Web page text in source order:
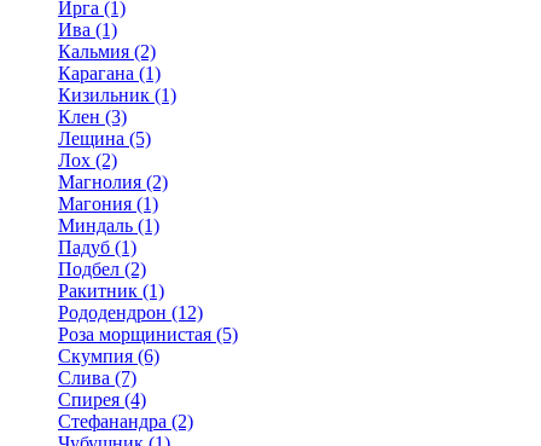
Ирга (1)
Ива (1)
Кальмия (2)
Карагана (1)
Кизильник (1)
Клен (3)
Лещина (5)
Лох (2)
Магнолия (2)
Магония (1)
Миндаль (1)
Падуб (1)
Подбел (2)
Ракитник (1)
Рододендрон (12)
Роза морщинистая (5)
Скумпия (6)
Слива (7)
Спирея (4)
Стефанандра (2)